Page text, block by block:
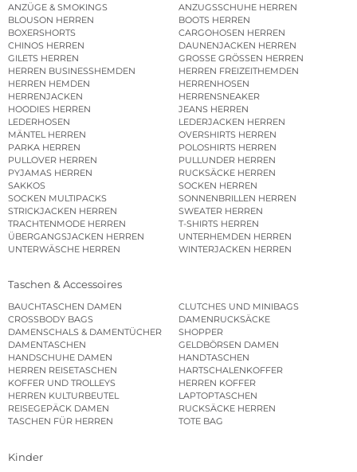
ANZÜGE & SMOKINGS
ANZUGSSCHUHE HERREN
BLOUSON HERREN
BOOTS HERREN
BOXERSHORTS
CARGOHOSEN HERREN
CHINOS HERREN
DAUNENJACKEN HERREN
GILETS HERREN
GROSSE GRÖSSEN HERREN
HERREN BUSINESSHEMDEN
HERREN FREIZEITHEMDEN
HERREN HEMDEN
HERRENHOSEN
HERRENJACKEN
HERRENSNEAKER
HOODIES HERREN
JEANS HERREN
LEDERHOSEN
LEDERJACKEN HERREN
MÄNTEL HERREN
OVERSHIRTS HERREN
PARKA HERREN
POLOSHIRTS HERREN
PULLOVER HERREN
PULLUNDER HERREN
PYJAMAS HERREN
RUCKSÄCKE HERREN
SAKKOS
SOCKEN HERREN
SOCKEN MULTIPACKS
SONNENBRILLEN HERREN
STRICKJACKEN HERREN
SWEATER HERREN
TRACHTENMODE HERREN
T-SHIRTS HERREN
ÜBERGANGSJACKEN HERREN
UNTERHEMDEN HERREN
UNTERWÄSCHE HERREN
WINTERJACKEN HERREN
Taschen & Accessoires
BAUCHTASCHEN DAMEN
CLUTCHES UND MINIBAGS
CROSSBODY BAGS
DAMENRUCKSÄCKE
DAMENSCHALS & DAMENTÜCHER
SHOPPER
DAMENTASCHEN
GELDBÖRSEN DAMEN
HANDSCHUHE DAMEN
HANDTASCHEN
HERREN REISETASCHEN
HARTSCHALENKOFFER
KOFFER UND TROLLEYS
HERREN KOFFER
HERREN KULTURBEUTEL
LAPTOPTASCHEN
REISEGEPÄCK DAMEN
RUCKSÄCKE HERREN
TASCHEN FÜR HERREN
TOTE BAG
Kinder